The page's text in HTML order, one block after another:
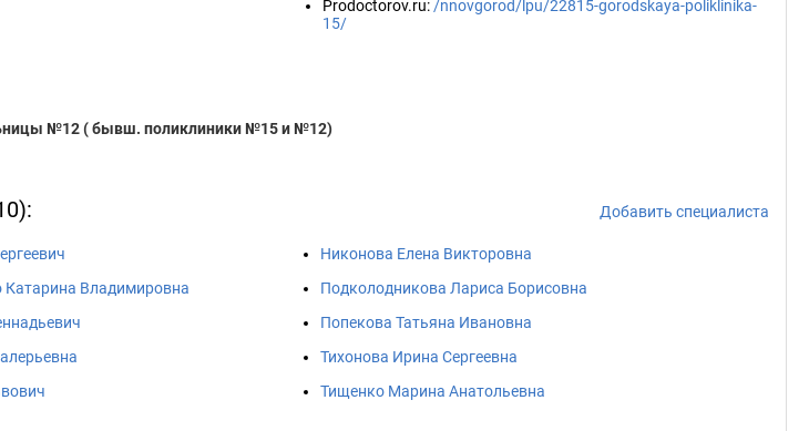
Prodoctorov.ru: /nnovgorod/lpu/22815-gorodskaya-poliklinika-
15/
№12 ( бывш. поликлиники №15 и №12)
Добавить специалиста
Катарина Владимировна
Никонова Елена Викторовна
Подколодникова Лариса Борисовна
Попекова Татьяна Ивановна
Тихонова Ирина Сергеевна
Тищенко Марина Анатольевна